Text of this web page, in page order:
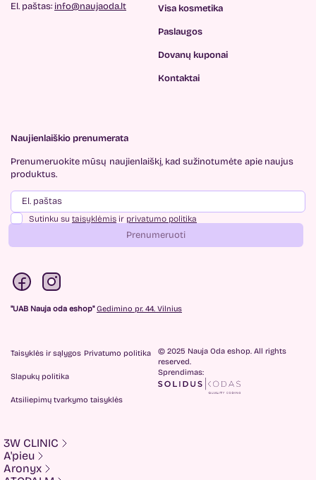
El. paštas: info@naujaoda.lt Visa kosmetika
Paslaugos
Dovanų kuponai
Kontaktai
Naujienlaiškio prenumerata
Prenumeruokite mūsų naujienlaiškį, kad sužinotumėte apie naujus
produktus.
Sutinku su taisyklėmis ir privatumo politika
Prenumeruoti
"UAB Nauja oda eshop" Gedimino pr. 44. Vilnius
Taisyklės ir sąlygos Privatumo politika
Slapukų politika
Atsiliepimų tvarkymo taisyklės
© 2025 Nauja Oda eshop. All rights
reserved.
Sprendimas:
3W CLINIC
A'pieu
Aronyx